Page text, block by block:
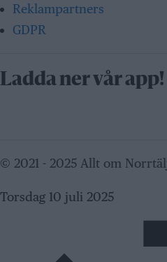
Reklampartners
GDPR
Ladda ner vår app!
© 2021 - 2025 Allt om
Torsdag 10 juli 2025